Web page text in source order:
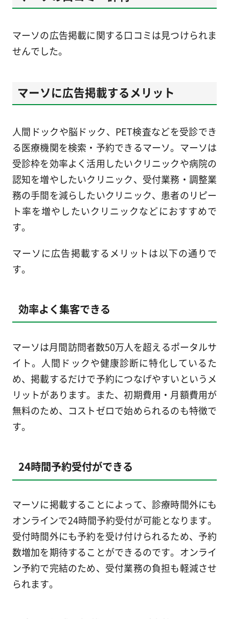
マーソの広告掲載に関する口コミは見つけられま
せんでした。
マーソに広告掲載するメリット
人間ドックや脳ドック、PET検査などを受診でき
る医療機関を検索・予約できるマーソ。マーソは
受診枠を効率よく活用したいクリニックや病院の
認知を増やしたいクリニック、受付業務・調整業
務の手間を減らしたいクリニック、患者のリピー
ト率を増やしたいクリニックなどにおすすめで
す。
マーソに広告掲載するメリットは以下の通りで
す。
効率よく集客できる
マーソは月間訪問者数50万人を超えるポータルサ
イト。人間ドックや健康診断に特化しているた
め、掲載するだけで予約につなげやすいというメ
リットがあります。また、初期費用・月額費用が
無料のため、コストゼロで始められるのも特徴で
す。
24時間予約受付ができる
マーソに掲載することによって、診療時間外にも
オンラインで24時間予約受付が可能となります。
受付時間外にも予約を受け付けられるため、予約
数増加を期待することができるのです。オンライ
ン予約で完結のため、受付業務の負担も軽減させ
られます。